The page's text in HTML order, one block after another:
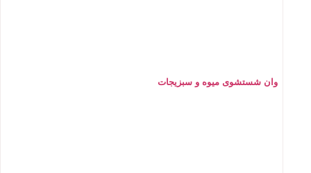
وان شستشوی میوه و سبزیجات